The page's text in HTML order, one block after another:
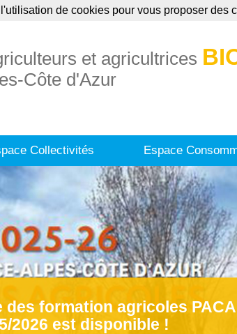
Formations Publications
et agricultrices
Côte d'Azur
Collectivités Espace
des formation agricoles PACA
2026 est disponible !
de cookies pour vous proposer des